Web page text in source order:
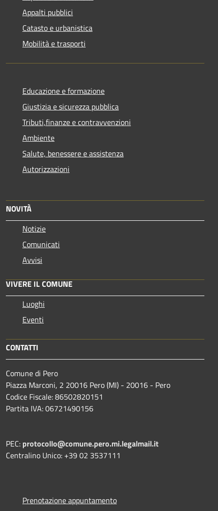
Appalti pubblici
Catasto e urbanistica
Mobilità e trasporti
Educazione e formazione
Giustizia e sicurezza pubblica
Tributi,finanze e contravvenzioni
Ambiente
Salute, benessere e assistenza
Autorizzazioni
NOVITÀ
Notizie
Comunicati
Avvisi
VIVERE IL COMUNE
Luoghi
Eventi
CONTATTI
Comune di Pero
Piazza Marconi, 2 20016 Pero (MI) - 20016 - Pero
Codice Fiscale: 86502820151
Partita IVA: 06721490156
PEC: protocollo@comune.pero.mi.legalmail.it
Centralino Unico: +39 02 3537111
Prenotazione appuntamento